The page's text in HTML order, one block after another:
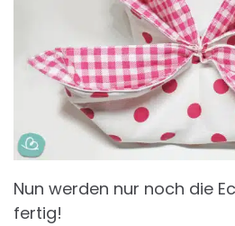
Nun werden nur noch die
fertig!